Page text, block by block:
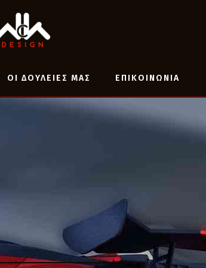
ΟΙ ΔΟΥΛΕΙΕΣ ΜΑΣ ΕΠΙΚΟΙΝΩΝΙΑ